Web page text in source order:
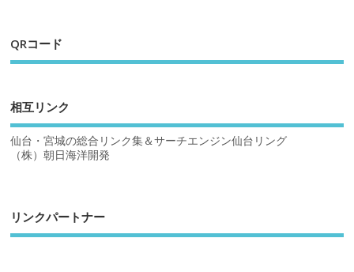
QRコード
相互リンク
仙台・宮城の総合リンク集＆サーチエンジン仙台リング
（株）朝日海洋開発
リンクパートナー